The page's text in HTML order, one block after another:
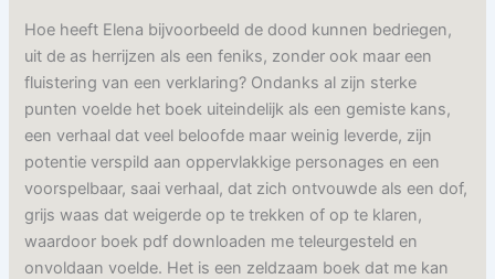
Hoe heeft Elena bijvoorbeeld de dood kunnen bedriegen,
uit de as herrijzen als een feniks, zonder ook maar een
fluistering van een verklaring? Ondanks al zijn sterke
punten voelde het boek uiteindelijk als een gemiste kans,
een verhaal dat veel beloofde maar weinig leverde, zijn
potentie verspild aan oppervlakkige personages en een
voorspelbaar, saai verhaal, dat zich ontvouwde als een dof,
grijs waas dat weigerde op te trekken of op te klaren,
waardoor boek pdf downloaden me teleurgesteld en
onvoldaan voelde. Het is een zeldzaam boek dat me kan